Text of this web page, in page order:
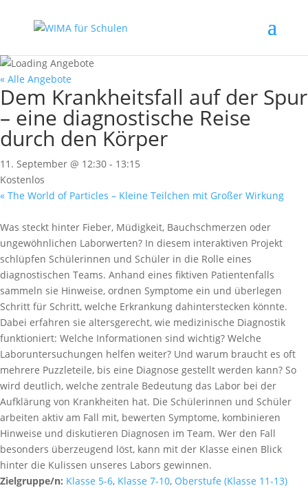
« Alle Angebote
Dem Krankheitsfall auf der Spur
– eine diagnostische Reise
durch den Körper
11. September @ 12:30 - 13:15
Kostenlos
« The World of Particles – Kleine Teilchen mit Großer Wirkung
Was steckt hinter Fieber, Müdigkeit, Bauchschmerzen oder
ungewöhnlichen Laborwerten? In diesem interaktiven Projekt
schlüpfen Schülerinnen und Schüler in die Rolle eines
diagnostischen Teams. Anhand eines fiktiven Patientenfalls
sammeln sie Hinweise, ordnen Symptome ein und überlegen
Schritt für Schritt, welche Erkrankung dahinterstecken könnte.
Dabei erfahren sie altersgerecht, wie medizinische Diagnostik
funktioniert: Welche Informationen sind wichtig? Welche
Laboruntersuchungen helfen weiter? Und warum braucht es oft
mehrere Puzzleteile, bis eine Diagnose gestellt werden kann? So
wird deutlich, welche zentrale Bedeutung das Labor bei der
Aufklärung von Krankheiten hat. Die Schülerinnen und Schüler
arbeiten aktiv am Fall mit, bewerten Symptome, kombinieren
Hinweise und diskutieren Diagnosen im Team. Wer den Fall
besonders überzeugend löst, kann mit der Klasse einen Blick
hinter die Kulissen unseres Labors gewinnen.
Zielgruppe/n: Klasse 5-6, Klasse 7-10, Oberstufe (Klasse 11-13)